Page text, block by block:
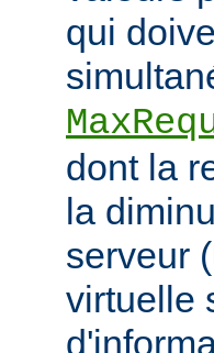
qui
dont la
la
serveur
virtuelle